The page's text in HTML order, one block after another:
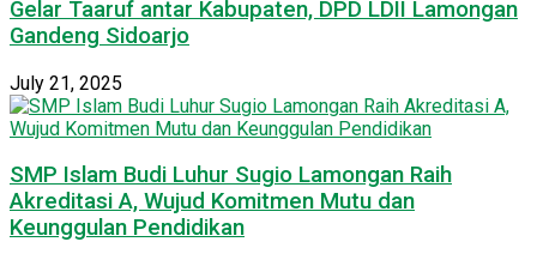
Gelar Taaruf antar Kabupaten, DPD LDII Lamongan
Gandeng Sidoarjo
July 21, 2025
SMP Islam Budi Luhur Sugio Lamongan Raih
Akreditasi A, Wujud Komitmen Mutu dan
Keunggulan Pendidikan